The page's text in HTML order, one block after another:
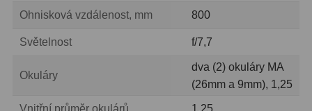
Optické kolimátory11
Zrcátka a hranoly
Ohnisková vzdálenost, mm 800
Světelnost f/7,7
Okuláry
dva (2) okuláry MA
(26mm a 9mm), 1,25